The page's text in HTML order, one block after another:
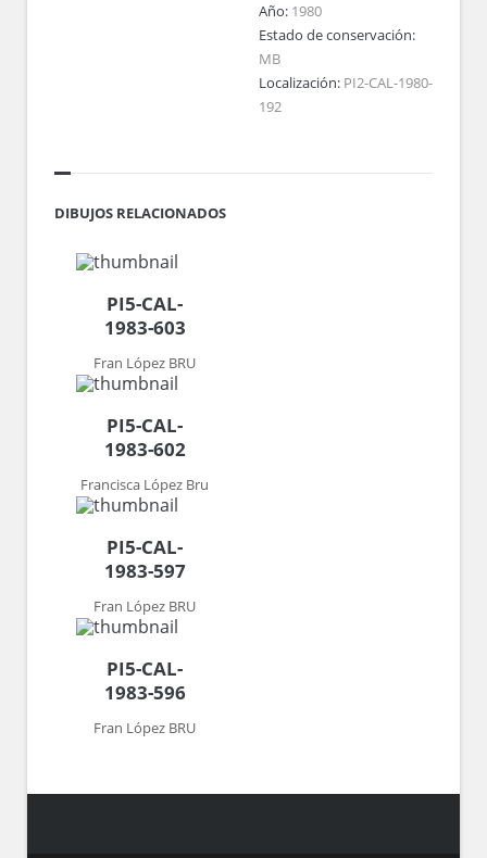
Año: 1980
Estado de conservación:
MB
Localización: PI2-CAL-1980-
192
DIBUJOS RELACIONADOS
PI5-CAL-
1983-603
Fran López BRU
PI5-CAL-
1983-602
Francisca López Bru
PI5-CAL-
1983-597
Fran López BRU
PI5-CAL-
1983-596
Fran López BRU